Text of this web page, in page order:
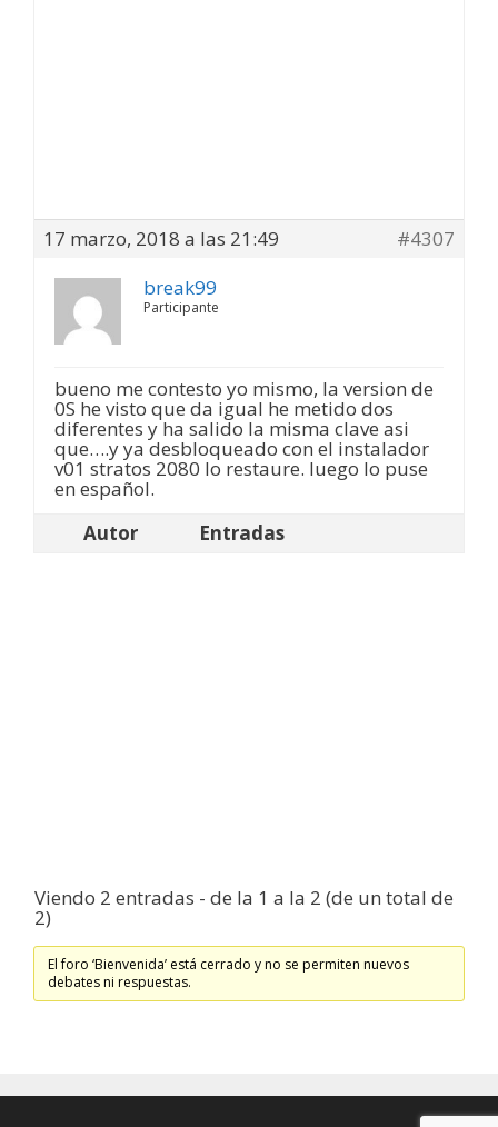
17 marzo, 2018 a las 21:49
#4307
break99
Participante
bueno me contesto yo mismo, la version de
0S he visto que da igual he metido dos
diferentes y ha salido la misma clave asi
que….y ya desbloqueado con el instalador
v01 stratos 2080 lo restaure. luego lo puse
en español.
Autor
Entradas
Viendo 2 entradas - de la 1 a la 2 (de un total de
2)
El foro ‘Bienvenida’ está cerrado y no se permiten nuevos
debates ni respuestas.